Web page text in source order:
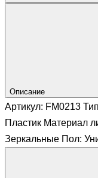
Описание
Артикул: FM0213
Пластик Материал
Зеркальные Пол: